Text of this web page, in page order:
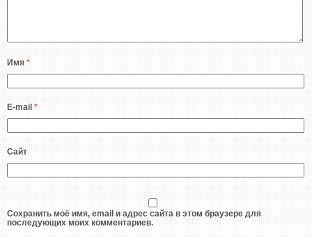
Имя *
E-mail *
Сайт
Сохранить моё имя, email и адрес сайта в этом браузере для
последующих моих комментариев.